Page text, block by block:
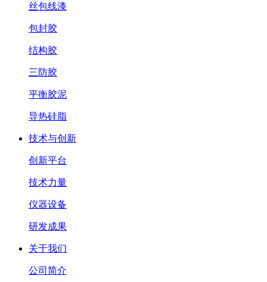
丝包线漆
包封胶
结构胶
三防胶
平衡胶泥
导热硅脂
技术与创新
创新平台
技术力量
仪器设备
研发成果
关于我们
公司简介